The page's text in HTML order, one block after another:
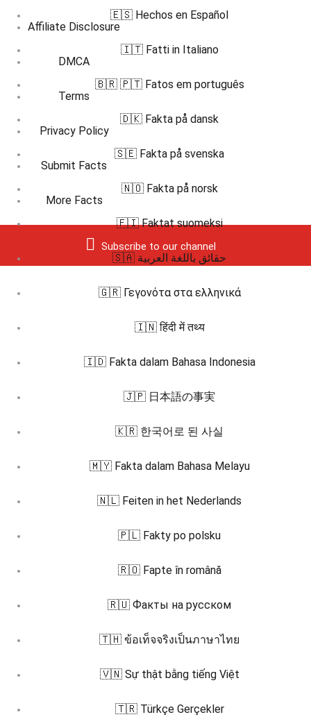
Affiliate Disclosure
DMCA
Terms
Privacy Policy
Submit Facts
More Facts
Subscribe to our channel
🇪🇸 Hechos en Español
🇮🇹 Fatti in Italiano
🇧🇷 🇵🇹 Fatos em português
🇩🇰 Fakta på dansk
🇸🇪 Fakta på svenska
🇳🇴 Fakta på norsk
🇫🇮 Faktat suomeksi
🇸🇦 حقائق باللغة العربية
🇬🇷 Γεγονότα στα ελληνικά
🇮🇳 हिंदी में तथ्य
🇮🇩 Fakta dalam Bahasa Indonesia
🇯🇵 日本語の事実
🇰🇷 한국어로 된 사실
🇲🇾 Fakta dalam Bahasa Melayu
🇳🇱 Feiten in het Nederlands
🇵🇱 Fakty po polsku
🇷🇴 Fapte în română
🇷🇺 Факты на русском
🇹🇭 ข้อเท็จจริงเป็นภาษาไทย
🇻🇳 Sự thật bằng tiếng Việt
🇹🇷 Türkçe Gerçekler